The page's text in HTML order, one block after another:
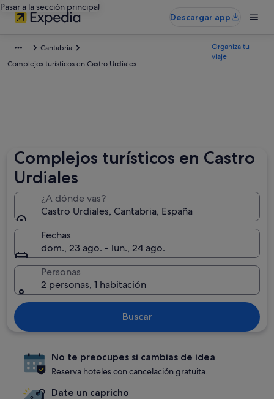
Pasar a la sección principal
Descargar app
Cantabria
Complejos turísticos en Castro Urdiales
Organiza tu
viaje
Complejos turísticos en Castro
Urdiales
¿A dónde vas?
Castro Urdiales, Cantabria, España
Fechas
dom., 23 ago. - lun., 24 ago.
Personas
2 personas, 1 habitación
Buscar
No te preocupes si cambias de idea
Reserva hoteles con cancelación gratuita.
Date un capricho